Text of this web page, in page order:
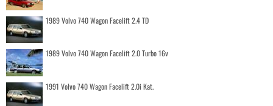
1989 Volvo 740 Wagon Facelift 2.4 TD
1989 Volvo 740 Wagon Facelift 2.0 Turbo 16v
1991 Volvo 740 Wagon Facelift 2.0i Kat.